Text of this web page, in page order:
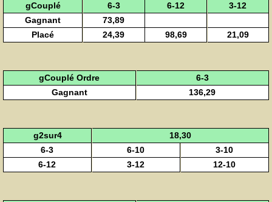
gCouplé 6-3 6-12
3-12
Gagnant
73,89
Placé
24,39 98,69 21,09
gCouplé Ordre
6-3
Gagnant
136,29
g2sur4
18,30
6-3
6-10
3-10
6-12
3-12 12-10